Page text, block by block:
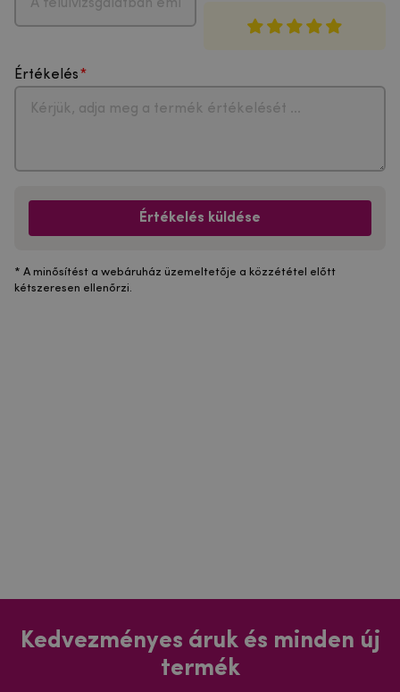
Értékelés
Értékelés küldése
* A minősítést a webáruház üzemeltetője a közzététel előtt
kétszeresen ellenőrzi.
Kedvezményes áruk és minden új
termék